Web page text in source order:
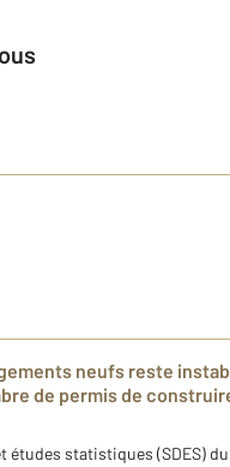
neufs reste
de permis de
études statistiques (SDES)